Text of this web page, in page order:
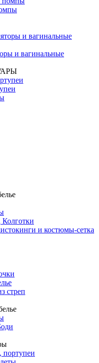
и вагинальные
и костюмы-сетка
стреп
портупеи